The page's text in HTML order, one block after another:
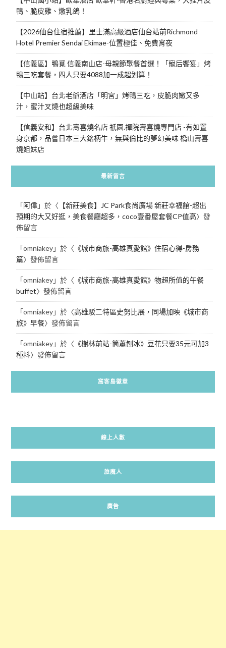
鴨、脆皮雞、燉乳鴿！
【2026仙台住宿推薦】里士滿高級酒店仙台站前Richmond
Hotel Premier Sendai Ekimae-位置極佳、免費宵夜
【信義區】鴨覓 信義南山店-母親節聚餐首選！「寵后饗宴」烤
鴨三吃套餐，四人只要4088加一成超划算！
【中山站】台北老爺酒店「明宮」烤鴨三吃，皮脆肉嫩又多
汁，蜜汁叉燒也超級美味
【信義安和】台北壽喜燒名店 祇園.禪院壽喜燒專門店 -有如置
身京都，品嘗日本三大銘柄牛，無與倫比的夢幻美味 橋山壽喜
燒姐妹店
最新留言
「阿偉」於〈 【新莊美食】JC Park食尚廣場 新莊幸福館-超出
預期的大又好逛，美食餐廳超多，coco壹番屋套餐CP值高〉發
佈留言
「omniakey」於〈 《城市商旅-高雄真愛館》住宿心得-房務
篇〉發佈留言
「omniakey」於〈 《城市商旅-高雄真愛館》物超所值的午餐
buffet〉發佈留言
「omniakey」於〈高雄駁二特區史努比展，同場加映《城市商
旅》早餐〉發佈留言
「omniakey」於〈 《樹林前站-筒蕭刨冰》豆花只要35元可加3
種料〉發佈留言
窩客島徽章
線上人數
旅魔人
廣告